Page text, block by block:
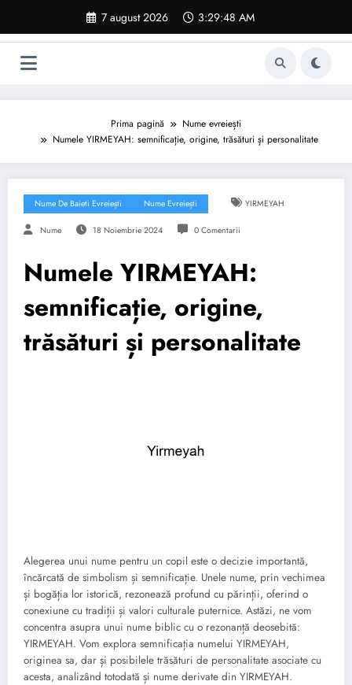
conținut
7 august 2026 3:29:49 AM
Prima pagină
Nume evreiești
Numele YIRMEYAH: semnificație, origine, trăsături și personalitate
Nume De Baieti Evreiești Nume Evreiești YIRMEYAH
Nume 18 Noiembrie 2024 0 Comentarii
Numele YIRMEYAH:
semnificație, origine,
trăsături și personalitate
Alegerea unui nume pentru un copil este o decizie importantă,
încărcată de simbolism și semnificație. Unele nume, prin vechimea
și bogăția lor istorică, rezonează profund cu părinții, oferind o
conexiune cu tradiții și valori culturale puternice. Astăzi, ne vom
concentra asupra unui nume biblic cu o rezonanță deosebită:
YIRMEYAH. Vom explora semnificația numelui YIRMEYAH,
originea sa, dar și posibilele trăsături de personalitate asociate cu
acesta, analizând totodată și nume derivate din YIRMEYAH.